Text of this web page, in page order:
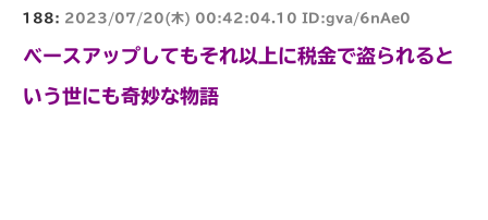
188: 2023/07/20(木) 00:42:04.10 ID:gva/6nAe0
ベースアップしてもそれ以上に税金で盗られると
いう世にも奇妙な物語